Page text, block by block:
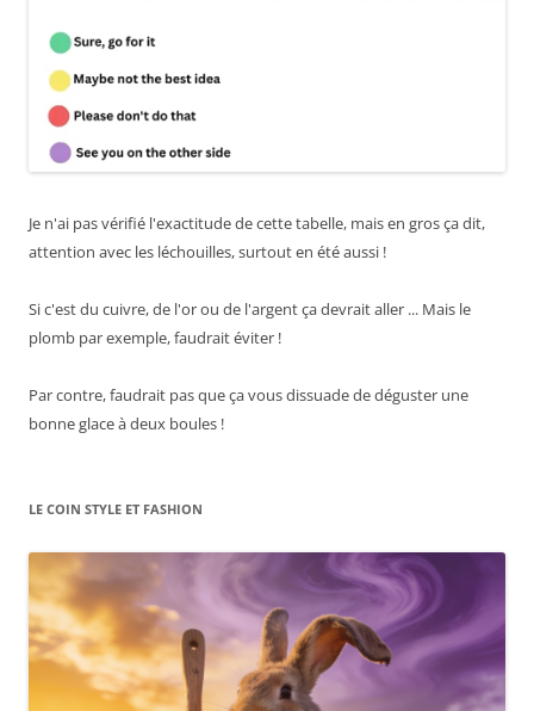
Je n'ai pas vérifié l'exactitude de cette tabelle, mais en gros ça dit,
attention avec les léchouilles, surtout en été aussi !
Si c'est du cuivre, de l'or ou de l'argent ça devrait aller ... Mais le
plomb par exemple, faudrait éviter !
Par contre, faudrait pas que ça vous dissuade de déguster une
bonne glace à deux boules !
LE COIN STYLE ET FASHION